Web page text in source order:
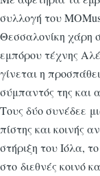
συλλογή του
Θεσσαλονίκη χάρη
εμπόρου τέχνης
γίνεται η
σύμπαντός της και
Τους δύο συνέδεε
πίστης και κοινής
στήριξη του Ιόλα,
στο διεθνές κοινό